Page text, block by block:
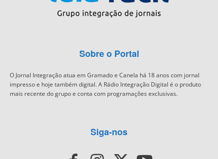
Sobre o Portal
O Jornal Integração atua em Gramado e Canela há 18 anos com jornal
impresso e hoje também digital. A Rádio Integração Digital é o produto
mais recente do grupo e conta com programações exclusivas.
Siga-nos